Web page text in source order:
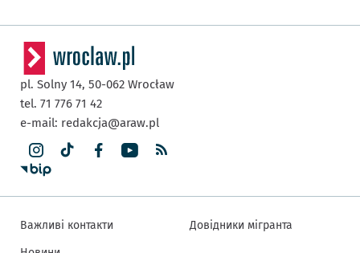
pl. Solny 14, 50-062 Wrocław
tel. 71 776 71 42
e-mail: redakcja@araw.pl
Важливі контакти
Довідники мігранта